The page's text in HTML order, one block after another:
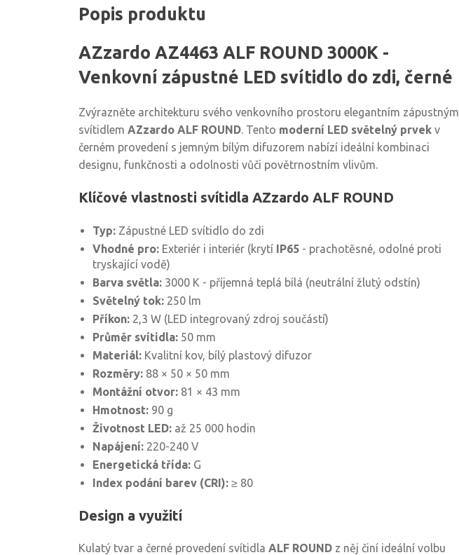
Popis produktu
AZzardo AZ4463 ALF ROUND 3000K -
Venkovní zápustné LED svítidlo do zdi, černé
Zvýrazněte architekturu svého venkovního prostoru elegantním zápustným
svítidlem AZzardo ALF ROUND. Tento moderní LED světelný prvek v
černém provedení s jemným bílým difuzorem nabízí ideální kombinaci
designu, funkčnosti a odolnosti vůči povětrnostním vlivům.
Klíčové vlastnosti svítidla AZzardo ALF ROUND
Typ: Zápustné LED svítidlo do zdi
Vhodné pro: Exteriér i interiér (krytí IP65 - prachotěsné, odolné proti
tryskající vodě)
Barva světla: 3000 K - příjemná teplá bílá (neutrální žlutý odstín)
Světelný tok: 250 lm
Příkon: 2,3 W (LED integrovaný zdroj součástí)
Průměr svítidla: 50 mm
Materiál: Kvalitní kov, bílý plastový difuzor
Rozměry: 88 × 50 × 50 mm
Montážní otvor: 81 × 43 mm
Hmotnost: 90 g
Životnost LED: až 25 000 hodin
Napájení: 220-240 V
Energetická třída: G
Index podání barev (CRI): ≥ 80
Design a využití
Kulatý tvar a černé provedení svítidla ALF ROUND z něj činí ideální volbu